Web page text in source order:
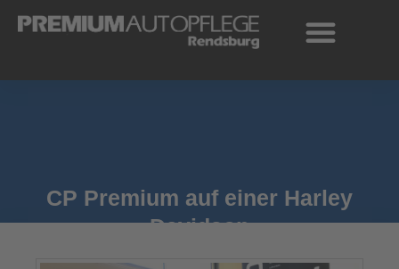
Inhalt
CP Premium auf einer Harley
Davidson